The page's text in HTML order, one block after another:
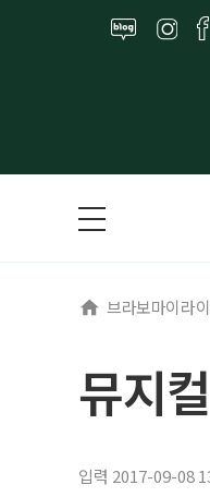
브라보마이라
뮤지
입력 2017-09-08